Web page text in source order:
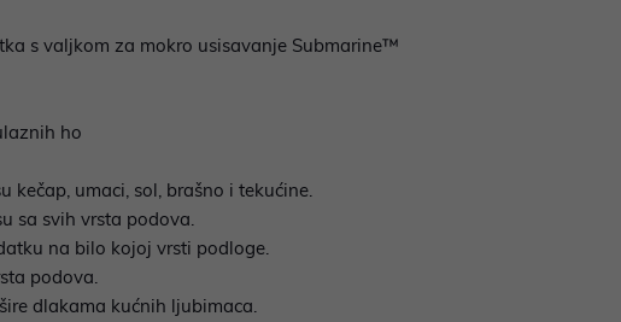
s valjkom za mokro usisavanje Submarine™
ho
kečap, umaci, sol, brašno i tekućine.
sa svih vrsta podova.
na bilo kojoj vrsti podloge.
podova.
dlakama kućnih ljubimaca.